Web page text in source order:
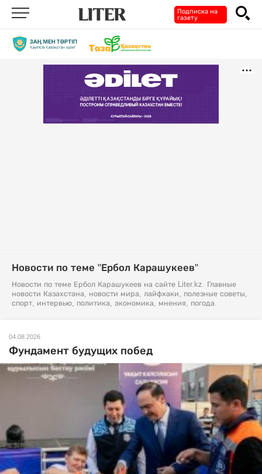
Подписка на
газету
Новости по теме "Ербол Карашукеев"
Новости по теме Ербол Карашукеев на сайте Liter.kz. Главные
новости Казахстана, новости мира, лайфхаки, полезные советы,
спорт, интервью, политика, экономика, мнения, погода.
04.08.2026
Фундамент будущих побед